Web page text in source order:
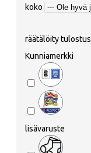
koko
räätälöity tulostus
Kunniamerkki
lisävaruste